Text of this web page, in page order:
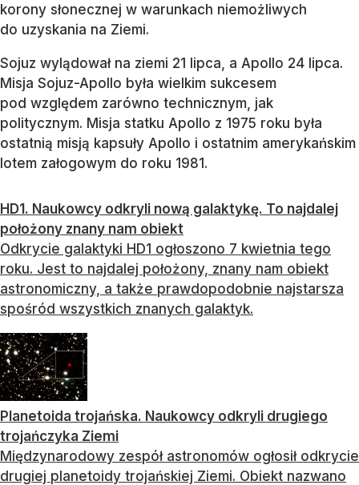
korony słonecznej w warunkach niemożliwych
do uzyskania na Ziemi.
Sojuz wylądował na ziemi 21 lipca, a Apollo 24 lipca.
Misja Sojuz-Apollo była wielkim sukcesem
pod względem zarówno technicznym, jak
politycznym. Misja statku Apollo z 1975 roku była
ostatnią misją kapsuły Apollo i ostatnim amerykańskim
lotem załogowym do roku 1981.
HD1. Naukowcy odkryli nową galaktykę. To najdalej
położony znany nam obiekt
Odkrycie galaktyki HD1 ogłoszono 7 kwietnia tego
roku. Jest to najdalej położony, znany nam obiekt
astronomiczny, a także prawdopodobnie najstarsza
spośród wszystkich znanych galaktyk.
Planetoida trojańska. Naukowcy odkryli drugiego
trojańczyka Ziemi
Międzynarodowy zespół astronomów ogłosił odkrycie
drugiej planetoidy trojańskiej Ziemi. Obiekt nazwano